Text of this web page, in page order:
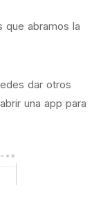
que abramos la
dar otros
una app para